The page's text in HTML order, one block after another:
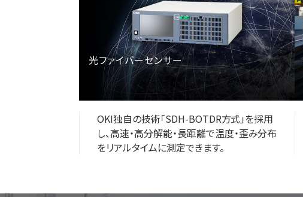
光ファイバーセンサー
OKI独自の技術「SDH-BOTDR方式」を採用
し、高速・高分解能・長距離で温度・歪み分布
をリアルタイムに測定できます。